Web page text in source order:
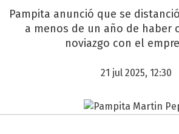
Pampita anunció que se
a menos de un año de haber
noviazgo con el
21 jul 2025, 12:30